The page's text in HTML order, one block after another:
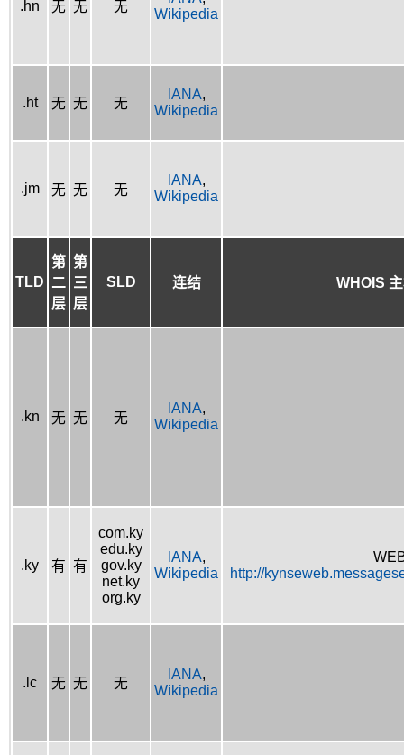
.hn 无 无 无
Wikipedia
.ht 无 无 无
IANA,
Wikipedia
.jm 无 无 无
IANA,
Wikipedia
TLD
第
二
层
第
三
层
SLD 连结 WHOIS
.kn 无 无 无
IANA,
Wikipedia
.ky 有 有
com.ky
edu.ky
gov.ky
net.ky
org.ky
IANA,
Wikipedia
http://
.lc 无 无 无
IANA,
Wikipedia